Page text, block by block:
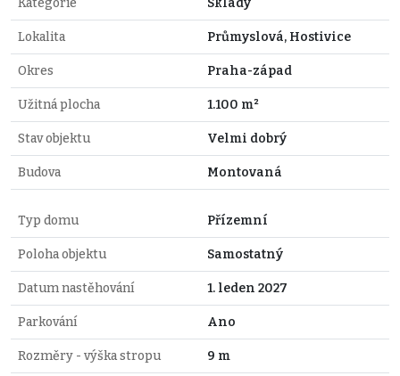
Kategorie Sklady
Lokalita Průmyslová, Hostivice
Okres Praha-západ
Užitná plocha 1.100 m²
Stav objektu Velmi dobrý
Budova Montovaná
Typ domu Přízemní
Poloha objektu Samostatný
Datum nastěhování 1. leden 2027
Parkování Ano
Rozměry - výška stropu 9 m